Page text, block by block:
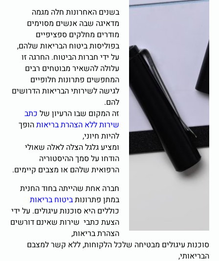
בשנים האחרונות חלה מגמה
מדאיגה שבה אנשים מסוימים
מודרים מחלקים ספציפיים
בפוליסות ביטוח הבריאות שלהם,
על ידי חברות הביטוח. החרגה זו
עלולה להשאיר מבוטחים רבים
המחפשים פתרונות חלופיים
לגישה לשירותי הבריאות הדרושים
להם.
זה המקום שבו הרעיון שלכתב
שירות ללא הצהרת בריאותהופך
להיות חיוני,
ומציע גלגל הצלה לאלה שאולי
הודחו על סמך ההיסטוריה
הרפואית שלהם או מצבים קיימים.
חברה אחת שהייתה בחוד החנית
במתן פתרונותביטוח בריאות
כוללים היא סוכנות עיגולים. על ידי
הצעת כתבי שירות שאינם דורשים
הצהרת בריאות,
מבטיחה שלכל הלקוחות, ללא קשר למצבם